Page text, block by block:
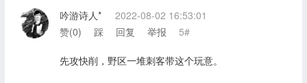
吟游诗人*
2022-08-02 16:53:01
赞(0) 踩 回复 举报 5#
先攻快削，野区一堆刺客带这个玩意。